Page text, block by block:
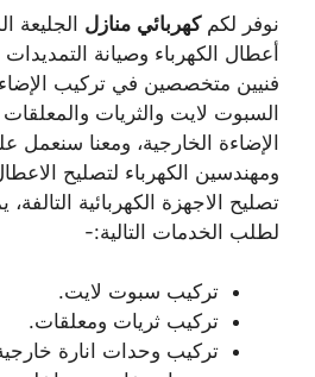
نوفر لكمكهربائي منازل الجليعة
أعطال الكهرباء وصيانة التمديدات
فنيين متخصصين في تركيب
السبوت لايت والثريات
الإضاءة الخارجية، ومعنا سنعمل
ومهندسين الكهرباء لتصليح
تصليح الاجهزة الكهربائية
لطلب الخدمات التالية:-
تركيب سبوت لايت.
تركيب ثريات ومعلقات.
تركيب وحدات انارة